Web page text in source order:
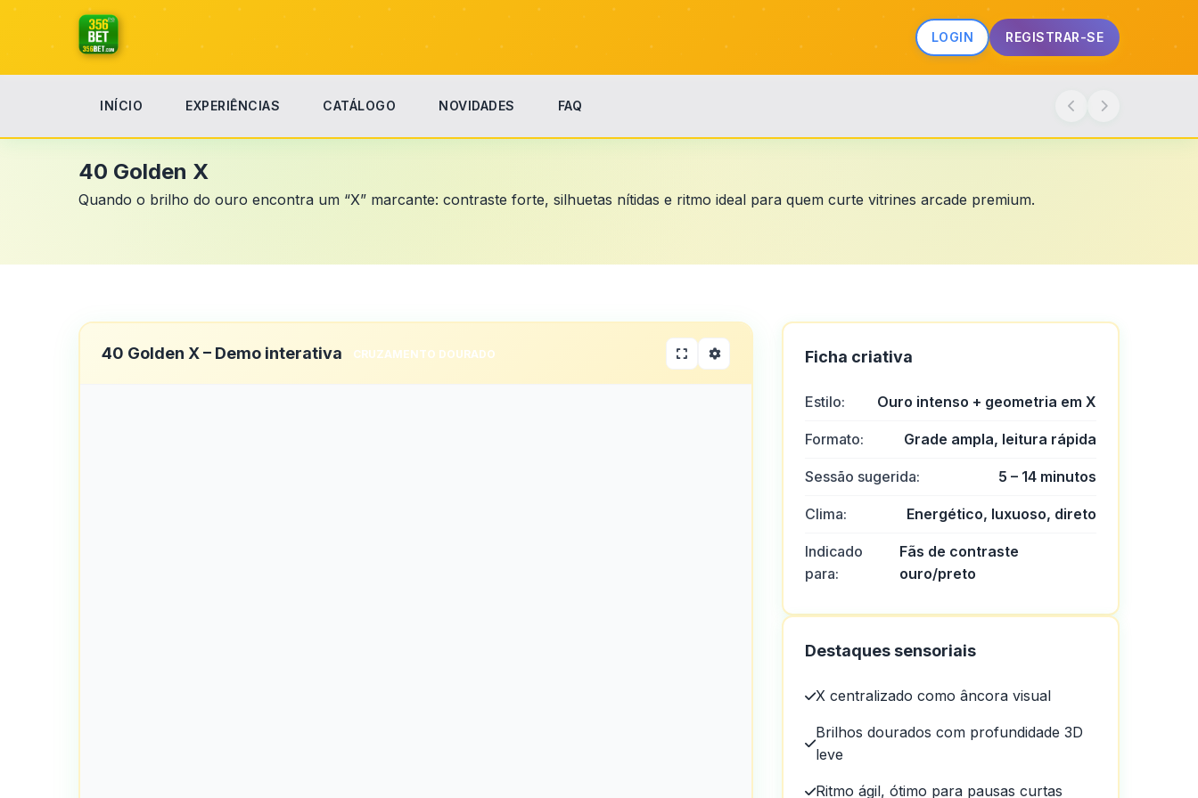
LOGIN REGISTRAR-SE
INÍCIO EXPERIÊNCIAS CATÁLOGO NOVIDADES FAQ
40 Golden X
Quando o brilho do ouro encontra um “X” marcante: contraste forte, silhuetas nítidas e ritmo ideal para quem curte vitrines arcade premium.
40 Golden X – Demo interativa CRUZAMENTO DOURADO Ficha criativa
Estilo: Ouro intenso + geometria em X
Formato: Grade ampla, leitura rápida
Sessão sugerida: 5 – 14 minutos
Clima: Energético, luxuoso, direto
Indicado
para:
Fãs de contraste
ouro/preto
Destaques sensoriais
X centralizado como âncora visual
Brilhos dourados com profundidade 3D
leve
Ritmo ágil, ótimo para pausas curtas